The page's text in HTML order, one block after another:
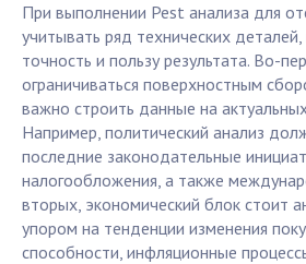
При выполнении Pest анализа для
учитывать ряд технических
точность и пользу результата. Во-
ограничиваться поверхностным
важно строить данные на
Например, политический анализ
последние законодательные
налогообложения, а также
вторых, экономический блок стоит
упором на тенденции изменения
способности, инфляционные